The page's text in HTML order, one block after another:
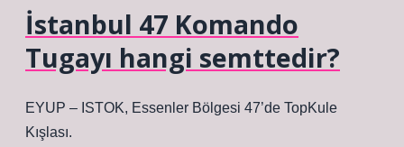
İstanbul 47 Komando
Tugayı hangi semttedir?
EYUP – ISTOK, Essenler Bölgesi 47’de TopKule
Kışlası.